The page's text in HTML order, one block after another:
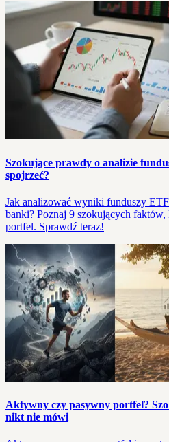
Szokujące prawdy o analizie
spojrzeć?
Jak analizować wyniki funduszy
banki? Poznaj 9 szokujących
portfel. Sprawdź teraz!
Aktywny czy pasywny portfel?
nikt nie mówi